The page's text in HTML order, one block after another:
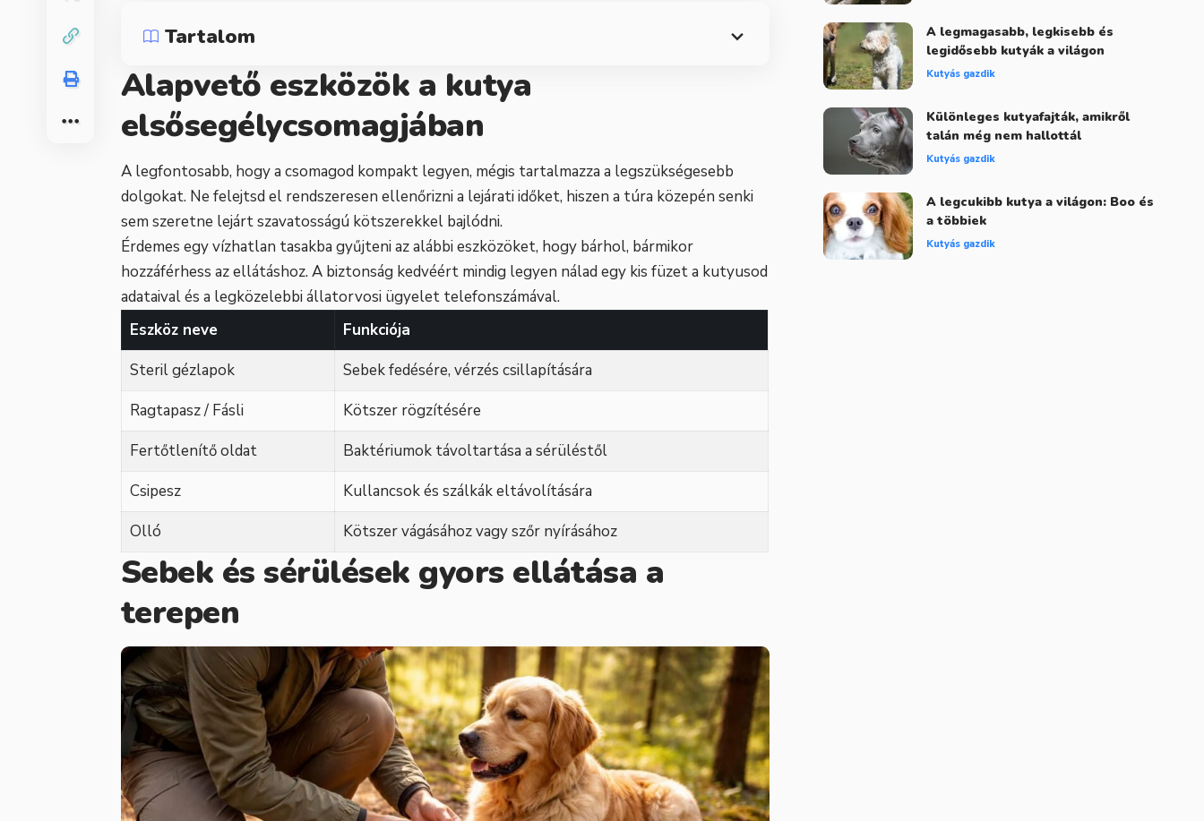
Tartalom
Alapvető eszközök a kutya
elsősegélycsomagjában
A legfontosabb, hogy a csomagod kompakt legyen, mégis tartalmazza a legszükségesebb
dolgokat. Ne felejtsd el rendszeresen ellenőrizni a lejárati időket, hiszen a túra közepén senki
sem szeretne lejárt szavatosságú kötszerekkel bajlódni.
Érdemes egy vízhatlan tasakba gyűjteni az alábbi eszközöket, hogy bárhol, bármikor
hozzáférhess az ellátáshoz. A biztonság kedvéért mindig legyen nálad egy kis füzet a kutyusod
adataival és a legközelebbi állatorvosi ügyelet telefonszámával.
Eszköz neve
Funkciója
Steril gézlapok
Sebek fedésére, vérzés csillapítására
Ragtapasz / Fásli
Kötszer rögzítésére
Fertőtlenítő oldat
Baktériumok távoltartása a sérüléstől
Csipesz
Kullancsok és szálkák eltávolítására
Olló
Kötszer vágásához vagy szőr nyírásához
Sebek és sérülések gyors ellátása a
terepen
A legmagasabb, legkisebb és
legidősebb kutyák a világon
Kutyás gazdik
Különleges kutyafajták, amikről
talán még nem hallottál
Kutyás gazdik
A legcukibb kutya a világon: Boo és
a többiek
Kutyás gazdik